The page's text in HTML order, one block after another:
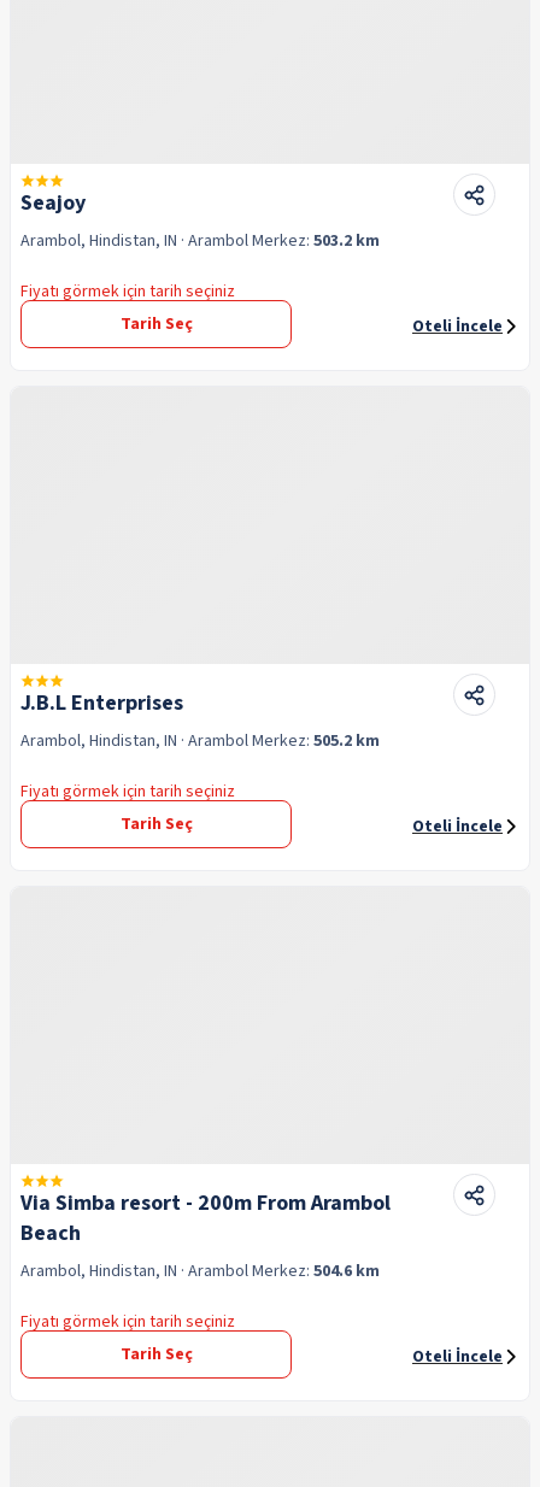
Seajoy
Arambol, Hindistan, IN · ArambolMerkez: 503.2 km
Fiyatı görmek için tarih seçiniz
Tarih Seç
Oteli İncele
J.B.L Enterprises
Arambol, Hindistan, IN · ArambolMerkez: 505.2 km
Fiyatı görmek için tarih seçiniz
Tarih Seç
Oteli İncele
Via Simba resort - 200m From Arambol
Beach
Arambol, Hindistan, IN · ArambolMerkez: 504.6 km
Fiyatı görmek için tarih seçiniz
Tarih Seç
Oteli İncele